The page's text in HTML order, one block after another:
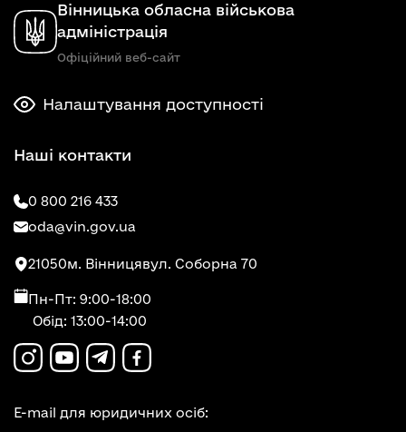
Вінницька обласна військова
адміністрація
Офіційний веб-сайт
Налаштування доступності
Наші контакти
0 800 216 433
oda@vin.gov.ua
21050м. Вінницявул. Соборна 70
Пн-Пт: 9:00-18:00
Обід: 13:00-14:00
E-mail для юридичних осіб: